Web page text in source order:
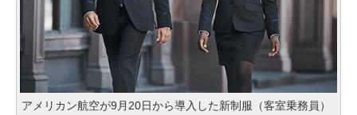
アメリカン航空が9月20日から導入した新制服（客室乗務員）